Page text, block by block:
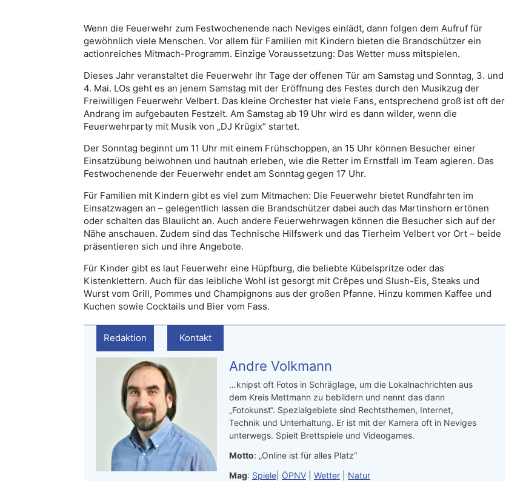
Wenn die Feuerwehr zum Festwochenende nach Neviges einlädt, dann folgen dem Aufruf für
gewöhnlich viele Menschen. Vor allem für Familien mit Kindern bieten die Brandschützer ein
actionreiches Mitmach-Programm. Einzige Voraussetzung: Das Wetter muss mitspielen.
Dieses Jahr veranstaltet die Feuerwehr ihr Tage der offenen Tür am Samstag und Sonntag, 3. und
4. Mai. LOs geht es an jenem Samstag mit der Eröffnung des Festes durch den Musikzug der
Freiwilligen Feuerwehr Velbert. Das kleine Orchester hat viele Fans, entsprechend groß ist oft der
Andrang im aufgebauten Festzelt. Am Samstag ab 19 Uhr wird es dann wilder, wenn die
Feuerwehrparty mit Musik von „DJ Krügix“ startet.
Der Sonntag beginnt um 11 Uhr mit einem Frühschoppen, an 15 Uhr können Besucher einer
Einsatzübung beiwohnen und hautnah erleben, wie die Retter im Ernstfall im Team agieren. Das
Festwochenende der Feuerwehr endet am Sonntag gegen 17 Uhr.
Für Familien mit Kindern gibt es viel zum Mitmachen: Die Feuerwehr bietet Rundfahrten im
Einsatzwagen an – gelegentlich lassen die Brandschützer dabei auch das Martinshorn ertönen
oder schalten das Blaulicht an. Auch andere Feuerwehrwagen können die Besucher sich auf der
Nähe anschauen. Zudem sind das Technische Hilfswerk und das Tierheim Velbert vor Ort – beide
präsentieren sich und ihre Angebote.
Für Kinder gibt es laut Feuerwehr eine Hüpfburg, die beliebte Kübelspritze oder das
Kistenklettern. Auch für das leibliche Wohl ist gesorgt mit Crêpes und Slush-Eis, Steaks und
Wurst vom Grill, Pommes und Champignons aus der großen Pfanne. Hinzu kommen Kaffee und
Kuchen sowie Cocktails und Bier vom Fass.
Redaktion Kontakt
Andre Volkmann
…knipst oft Fotos in Schräglage, um die Lokalnachrichten aus
dem Kreis Mettmann zu bebildern und nennt das dann
„Fotokunst“. Spezialgebiete sind Rechtsthemen, Internet,
Technik und Unterhaltung. Er ist mit der Kamera oft in Neviges
unterwegs. Spielt Brettspiele und Videogames.
Motto: „Online ist für alles Platz“
Mag: Spiele ÖPNV Wetter
Natur